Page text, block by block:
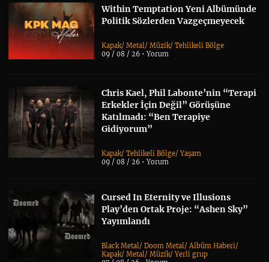
Within Temptation Yeni Albümünde
Politik Sözlerden Vazgeçmeyecek
Kapak/Metal /Müzik/Tehlikeli Bölge
09 / 08 / 26 •Yorum
Chris Kael, Phil Labonte’nin “Terapi
Erkekler İçin Değil” Görüşüne
Katılmadı: “Ben Terapiye
Gidiyorum”
Kapak/Tehlikeli Bölge/Yaşam
09 / 08 / 26 •Yorum
Cursed In Eternity ve Illusions
Play’den Ortak Proje: “Ashen Sky”
Yayımlandı
Black Metal/Doom Metal/Albüm Haberi/
Kapak/Metal/Müzik/Yerli grup